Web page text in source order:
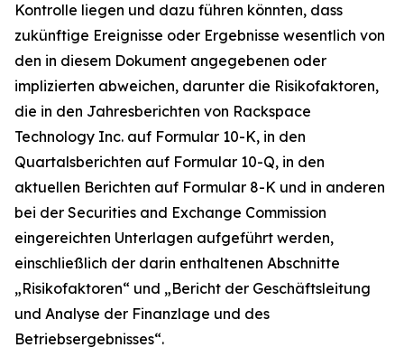
Kontrolle liegen und dazu führen könnten, dass
zukünftige Ereignisse oder Ergebnisse wesentlich von
den in diesem Dokument angegebenen oder
implizierten abweichen, darunter die Risikofaktoren,
die in den Jahresberichten von Rackspace
Technology Inc. auf Formular 10-K, in den
Quartalsberichten auf Formular 10-Q, in den
aktuellen Berichten auf Formular 8-K und in anderen
bei der Securities and Exchange Commission
eingereichten Unterlagen aufgeführt werden,
einschließlich der darin enthaltenen Abschnitte
„Risikofaktoren“ und „Bericht der Geschäftsleitung
und Analyse der Finanzlage und des
Betriebsergebnisses“.